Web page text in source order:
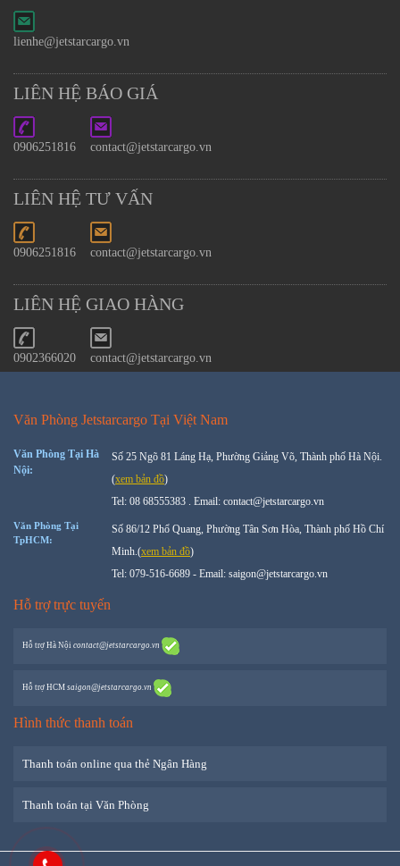
lienhe@jetstarcargo.vn
LIÊN HỆ BÁO GIÁ
0906251816 contact@jetstarcargo.vn
LIÊN HỆ TƯ VẤN
0906251816 contact@jetstarcargo.vn
LIÊN HỆ GIAO HÀNG
0902366020 contact@jetstarcargo.vn
Văn Phòng Jetstarcargo Tại Việt Nam
Văn Phòng Tại Hà
Nội:
Số 25 Ngõ 81 Láng Hạ, Phường Giảng Võ, Thành phố Hà Nội.
(xem bản đồ)
Tel: 08 68555383 . Email: contact@jetstarcargo.vn
Văn Phòng Tại
TpHCM:
Số 86/12 Phổ Quang, Phường Tân Sơn Hòa, Thành phố Hồ Chí
Minh.(xem bản đồ)
Tel: 079-516-6689 - Email: saigon@jetstarcargo.vn
Hỗ trợ trực tuyến
Hỗ trợ Hà Nội contact@jetstarcargo.vn
Hỗ trợ HCM saigon@jetstarcargo.vn
Hình thức thanh toán
Thanh toán online qua thẻ Ngân Hàng
Thanh toán tại Văn Phòng